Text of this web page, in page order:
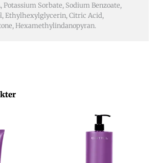
Potassium Sorbate, Sodium Benzoate,
Ethylhexylglycerin, Citric Acid,
Hexamethylindanopyran.